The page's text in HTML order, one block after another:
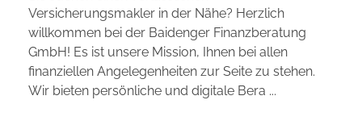
Versicherungsmakler in der Nähe? Herzlich
willkommen bei der Baidenger Finanzberatung
GmbH! Es ist unsere Mission, Ihnen bei allen
finanziellen Angelegenheiten zur Seite zu stehen.
Wir bieten persönliche und digitale Bera ...